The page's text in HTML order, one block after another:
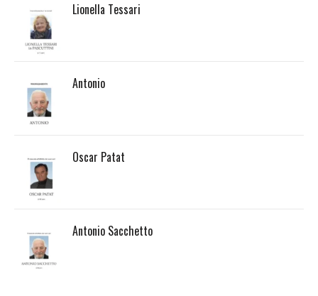
Lionella Tessari
Antonio
Oscar Patat
Antonio Sacchetto